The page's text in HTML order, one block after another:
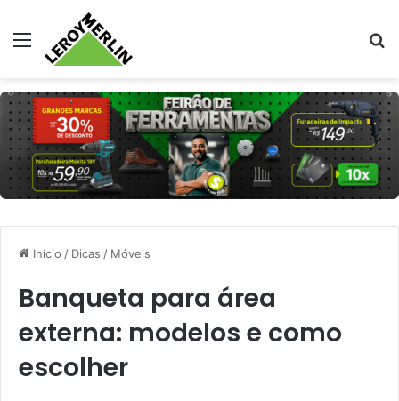
Menu
Início / Dicas / Móveis
Banqueta para área
externa: modelos e como
escolher